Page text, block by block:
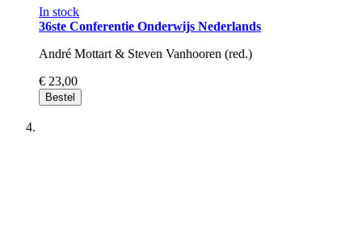
In stock
36ste Conferentie Onderwijs Nederlands
André Mottart & Steven Vanhooren (red.)
€ 23,00
Bestel